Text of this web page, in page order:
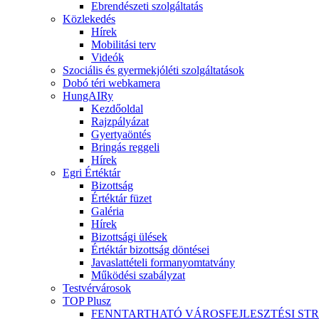
Ebrendészeti szolgáltatás
Közlekedés
Hírek
Mobilitási terv
Videók
Szociális és gyermekjóléti szolgáltatások
Dobó téri webkamera
HungAIRy
Kezdőoldal
Rajzpályázat
Gyertyaöntés
Bringás reggeli
Hírek
Egri Értéktár
Bizottság
Értéktár füzet
Galéria
Hírek
Bizottsági ülések
Értéktár bizottság döntései
Javaslattételi formanyomtatvány
Működési szabályzat
Testvérvárosok
TOP Plusz
FENNTARTHATÓ VÁROSFEJLESZTÉSI